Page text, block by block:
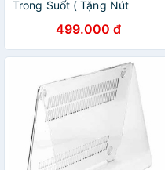
Trong Suốt ( Tặng Nút
Gãy Sạc )499.000 đ